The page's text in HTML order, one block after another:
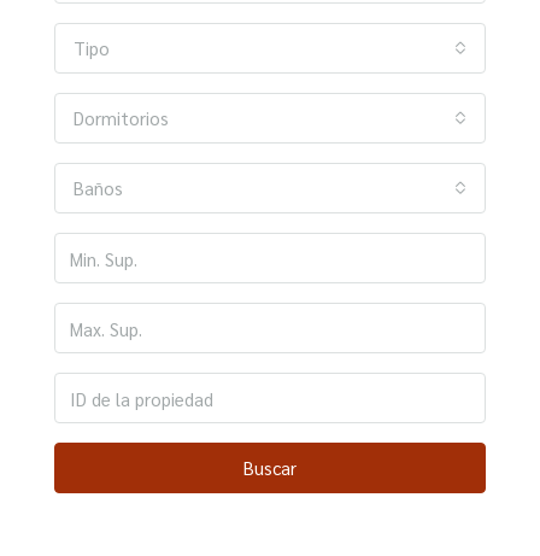
Tipo
Dormitorios
Baños
Buscar